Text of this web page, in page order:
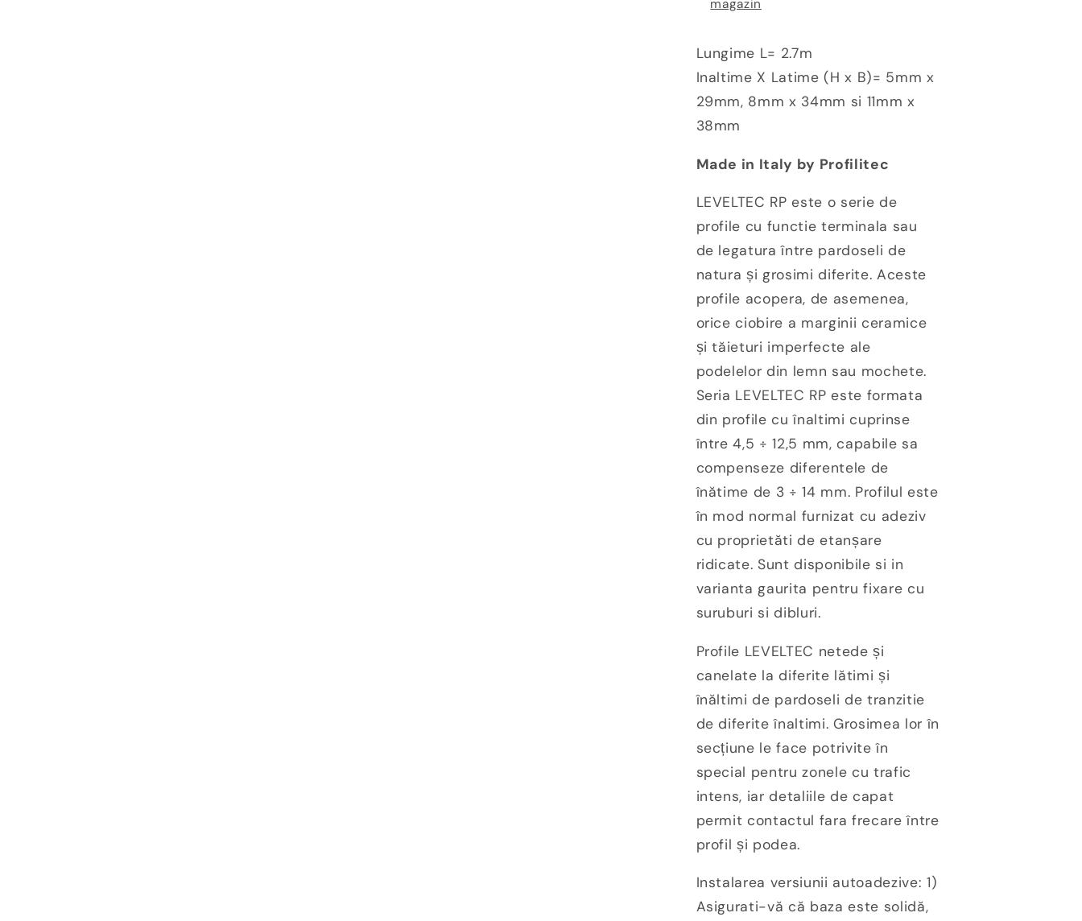
Leveltec
ILA
ILA
magazin
Lungime L= 2.7m
Inaltime X Latime (H x B)= 5mm x
29mm, 8mm x 34mm si 11mm x
38mm
Made in Italy by Profilitec
LEVELTEC RP este o serie de
profile cu functie terminala sau
de legatura între pardoseli de
natura și grosimi diferite. Aceste
profile acopera, de asemenea,
orice ciobire a marginii ceramice
și tăieturi imperfecte ale
podelelor din lemn sau mochete.
Seria LEVELTEC RP este formata
din profile cu înaltimi cuprinse
între 4,5 ÷ 12,5 mm, capabile sa
compenseze diferentele de
înătime de 3 ÷ 14 mm. Profilul este
în mod normal furnizat cu adeziv
cu proprietăti de etanșare
ridicate. Sunt disponibile si in
varianta gaurita pentru fixare cu
suruburi si dibluri.
Profile LEVELTEC netede și
canelate la diferite lătimi și
înăltimi de pardoseli de tranzitie
de diferite înaltimi. Grosimea lor în
secțiune le face potrivite în
special pentru zonele cu trafic
intens, iar detaliile de capat
permit contactul fara frecare între
profil și podea.
Instalarea versiunii autoadezive: 1)
Asigurati-vă că baza este solidă,